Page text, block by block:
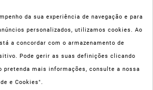
encontra-se autorizada pelo INFARMED
para a dispensa de Medicamentos Não
(MNSRM) e produtos de saúde e bem-estar
da internet. Os Medicamentos Não Sujeitos a
da sua experiência de navegação e para
personalizados, utilizamos cookies. Ao
a concordar com o armazenamento de
Pode gerir as suas definições clicando
pretenda mais informações, consulte a nossa
e Cookies".